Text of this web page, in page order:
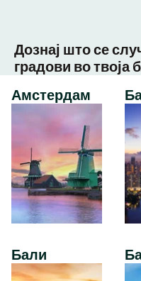
Дознај што се
градови во твоја
Амстердам
Бали